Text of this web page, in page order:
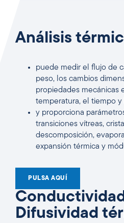
Análisis
puede medir el flujo de
peso, los cambios
propiedades mecánicas
temperatura, el tiempo y
y proporciona
transiciones vítreas,
descomposición,
expansión térmica y
PULSA AQUÍ
Difusividad